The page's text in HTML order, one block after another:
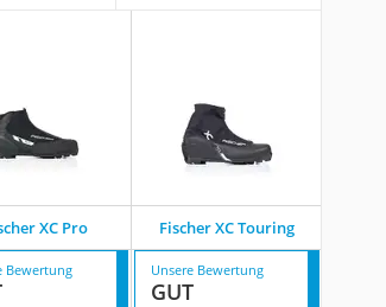
XC Pro Fischer XC Touring
Bewertung Unsere Bewertung
GUT